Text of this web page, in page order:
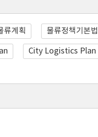
류계획 물류정책기본법
City Logistics Plan